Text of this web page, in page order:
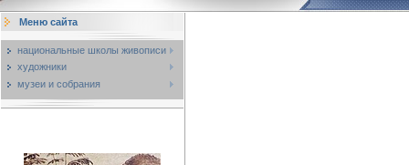
Меню сайта
национальные школы живописи
художники
музеи и собрания